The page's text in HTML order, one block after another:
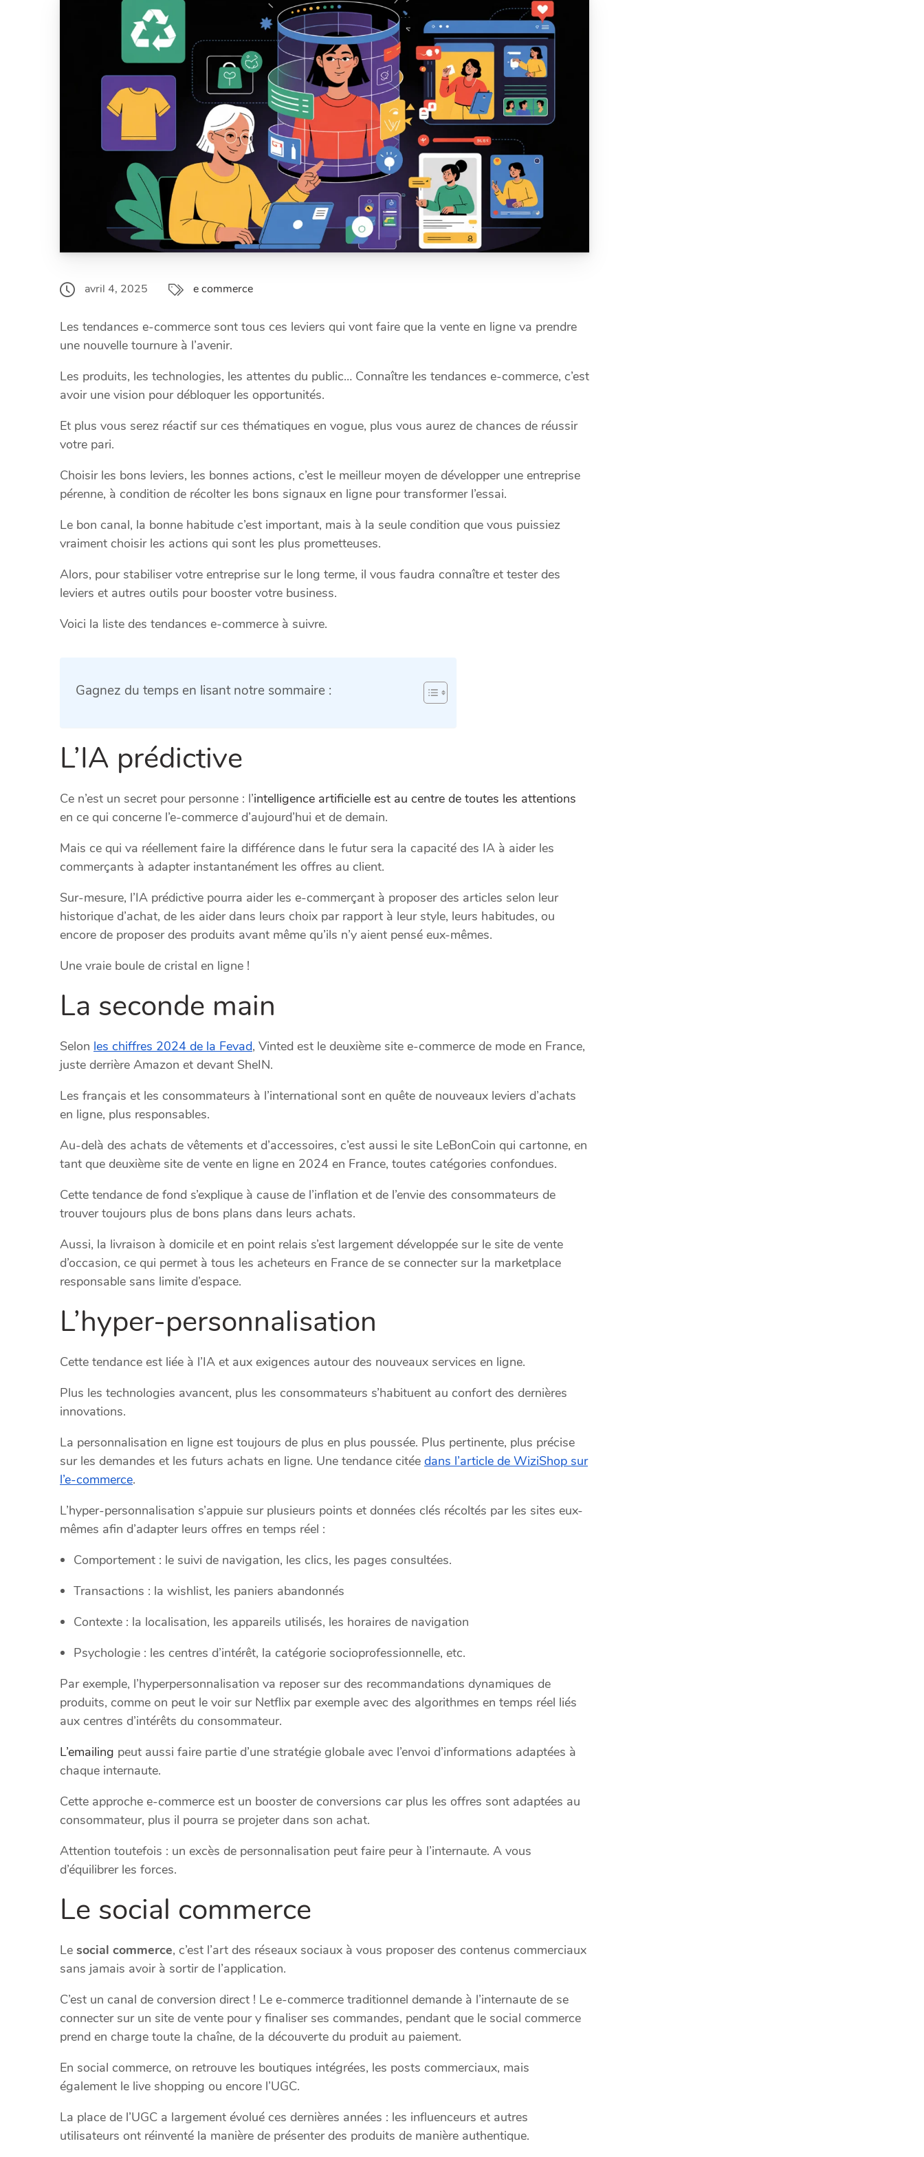
avril 4, 2025 e commerce
Les tendances e-commerce sont tous ces leviers qui vont faire que la vente en ligne va prendre
une nouvelle tournure à l’avenir.
Les produits, les technologies, les attentes du public… Connaître les tendances e-commerce, c’est
avoir une vision pour débloquer les opportunités.
Et plus vous serez réactif sur ces thématiques en vogue, plus vous aurez de chances de réussir
votre pari.
Choisir les bons leviers, les bonnes actions, c’est le meilleur moyen de développer une entreprise
pérenne, à condition de récolter les bons signaux en ligne pour transformer l’essai.
Le bon canal, la bonne habitude c’est important, mais à la seule condition que vous puissiez
vraiment choisir les actions qui sont les plus prometteuses.
Alors, pour stabiliser votre entreprise sur le long terme, il vous faudra connaître et tester des
leviers et autres outils pour booster votre business.
Voici la liste des tendances e-commerce à suivre.
Gagnez du temps en lisant notre sommaire :
L’IA prédictive
Ce n’est un secret pour personne : l’intelligence artificielle est au centre de toutes les attentions
en ce qui concerne l’e-commerce d’aujourd’hui et de demain.
Mais ce qui va réellement faire la différence dans le futur sera la capacité des IA à aider les
commerçants à adapter instantanément les offres au client.
Sur-mesure, l’IA prédictive pourra aider les e-commerçant à proposer des articles selon leur
historique d’achat, de les aider dans leurs choix par rapport à leur style, leurs habitudes, ou
encore de proposer des produits avant même qu’ils n’y aient pensé eux-mêmes.
Une vraie boule de cristal en ligne !
La seconde main
Selon les chiffres 2024 de la Fevad, Vinted est le deuxième site e-commerce de mode en France,
juste derrière Amazon et devant SheIN.
Les français et les consommateurs à l’international sont en quête de nouveaux leviers d’achats
en ligne, plus responsables.
Au-delà des achats de vêtements et d’accessoires, c’est aussi le site LeBonCoin qui cartonne, en
tant que deuxième site de vente en ligne en 2024 en France, toutes catégories confondues.
Cette tendance de fond s’explique à cause de l’inflation et de l’envie des consommateurs de
trouver toujours plus de bons plans dans leurs achats.
Aussi, la livraison à domicile et en point relais s’est largement développée sur le site de vente
d’occasion, ce qui permet à tous les acheteurs en France de se connecter sur la marketplace
responsable sans limite d’espace.
L’hyper-personnalisation
Cette tendance est liée à l’IA et aux exigences autour des nouveaux services en ligne.
Plus les technologies avancent, plus les consommateurs s’habituent au confort des dernières
innovations.
La personnalisation en ligne est toujours de plus en plus poussée. Plus pertinente, plus précise
sur les demandes et les futurs achats en ligne. Une tendance citée dans l’article de WiziShop sur
l’e-commerce.
L’hyper-personnalisation s’appuie sur plusieurs points et données clés récoltés par les sites eux-
mêmes afin d’adapter leurs offres en temps réel :
Comportement : le suivi de navigation, les clics, les pages consultées.
Transactions : la wishlist, les paniers abandonnés
Contexte : la localisation, les appareils utilisés, les horaires de navigation
Psychologie : les centres d’intérêt, la catégorie socioprofessionnelle, etc.
Par exemple, l’hyperpersonnalisation va reposer sur des recommandations dynamiques de
produits, comme on peut le voir sur Netflix par exemple avec des algorithmes en temps réel liés
aux centres d’intérêts du consommateur.
L’emailing peut aussi faire partie d’une stratégie globale avec l’envoi d’informations adaptées à
chaque internaute.
Cette approche e-commerce est un booster de conversions car plus les offres sont adaptées au
consommateur, plus il pourra se projeter dans son achat.
Attention toutefois : un excès de personnalisation peut faire peur à l’internaute. A vous
d’équilibrer les forces.
Le social commerce
Le social commerce, c’est l’art des réseaux sociaux à vous proposer des contenus commerciaux
sans jamais avoir à sortir de l’application.
C’est un canal de conversion direct ! Le e-commerce traditionnel demande à l’internaute de se
connecter sur un site de vente pour y finaliser ses commandes, pendant que le social commerce
prend en charge toute la chaîne, de la découverte du produit au paiement.
En social commerce, on retrouve les boutiques intégrées, les posts commerciaux, mais
également le live shopping ou encore l’UGC.
La place de l’UGC a largement évolué ces dernières années : les influenceurs et autres
utilisateurs ont réinventé la manière de présenter des produits de manière authentique.